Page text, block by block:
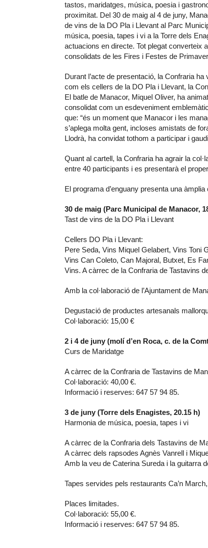
tastos, maridatges, música, poesia i
proximitat. Del 30 de maig al 4 de juny,
de vins de la DO Pla i Llevant al Parc
música, poesia, tapes i vi a la Torre dels
actuacions en directe. Tot plegat converteix
consolidats de les Fires i Festes de
Durant l’acte de presentació, la Confraria
com els cellers de la DO Pla i Llevant, la
El batle de Manacor, Miquel Oliver, ha
consolidat com un esdeveniment
que: “és un moment que Manacor i les
s’aplega molta gent, incloses amistats de
Llodrà, ha convidat tothom a participar i
Quant al cartell, la Confraria ha agrair la
entre 40 participants i es presentarà el
El programa d’enguany presenta una àmplia
30 de maig (Parc Municipal de Manacor,
Tast de vins de la DO Pla i Llevant
Cellers DO Pla i Llevant:
Pere Seda, Vins Miquel Gelabert, Vins Toni
Vins Can Coleto, Can Majoral, Butxet, Es
Vins. A càrrec de la Confraria de Tastavins
Amb la col·laboració de l’Ajuntament de
Degustació de productes artesanals
Col·laboració: 15,00 €
2 i 4 de juny (molí d’en Roca, c. de la
Curs de Maridatge
A càrrec de la Confraria de Tastavins de
Col·laboració: 40,00 €.
Informació i reserves: 647 57 94 85.
3 de juny (Torre dels Enagistes, 20.15 h)
Harmonia de música, poesia, tapes i vi
A càrrec de la Confraria dels Tastavins de
A càrrec dels rapsodes Agnès Vanrell i
Amb la veu de Caterina Sureda i la guitarra
Tapes servides pels restaurants Ca’n
Places limitades.
Col·laboració: 55,00 €.
Informació i reserves: 647 57 94 85.